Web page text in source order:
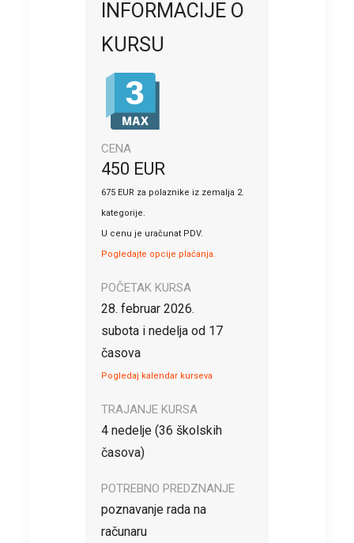
INFORMACIJE O
KURSU
CENA
450 EUR
675 EUR za polaznike iz zemalja 2.
kategorije.
U cenu je uračunat PDV.
Pogledajte opcije plaćanja.
POČETAK KURSA
28. februar 2026.
subota i nedelja od 17
časova
Pogledaj kalendar kurseva
TRAJANJE KURSA
4 nedelje (36 školskih
časova)
POTREBNO PREDZNANJE
poznavanje rada na
računaru